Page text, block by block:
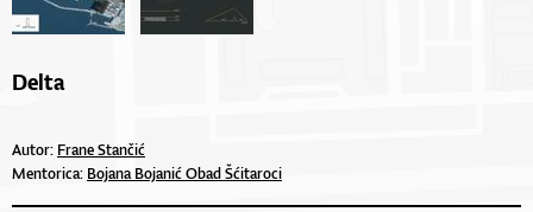
Delta
Autor: Frane Stančić
Mentorica: Bojana Bojanić Obad Šćitaroci